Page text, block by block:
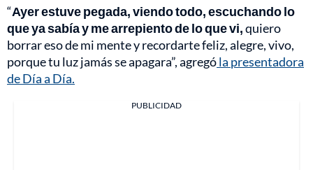
“Ayer estuve pegada, viendo todo, escuchando lo
que ya sabía y me arrepiento de lo que vi,quiero
borrar eso de mi mente y recordarte feliz, alegre, vivo,
porque tu luz jamás se apagara”, agrególa presentadora
de Día a Día.
PUBLICIDAD